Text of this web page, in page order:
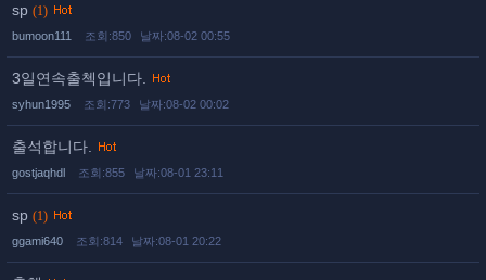
sp (1)
bumoon111 조회:850 날짜:08-02 00:55
3일연속출첵입니다.
syhun1995 조회:773 날짜:08-02 00:02
출석합니다.
gostjaqhdl 조회:855 날짜:08-01 23:11
sp (1)
ggami640 조회:814 날짜:08-01 20:22